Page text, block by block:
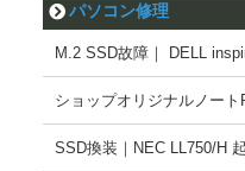
パソコン修理
M.2 SSD故障｜ DELL
ショップオリジナルノート
SSD換装｜NEC LL750/H